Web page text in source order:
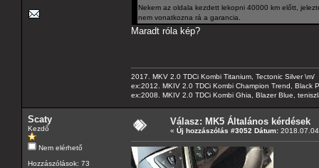
Nekem az oldala kezdett lekopni 40000 km előtt,
nem vonatkozna rá a garancia.
Maradt róla kép?
2017. MKV 2.0 TDCi Kombi Titanium, Tectonic Silver \m/
ex:2012. MKIV 2.0 TDCi Kombi Champion Trend, Black
ex:2008. MKIV 2.0 TDCi Kombi Ghia, Blazer Blue,
Scaty
Kezdő
Nem elérhető
Hozzászólások: 73
Válasz: MK5 Általános kérdések
« Új hozzászólás #3052 Dátum: